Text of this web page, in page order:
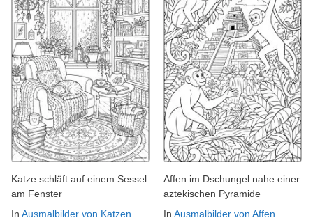
Katze schläft auf einem Sessel
am Fenster
In Ausmalbilder von Katzen
Affen im Dschungel nahe einer
aztekischen Pyramide
In Ausmalbilder von Affen